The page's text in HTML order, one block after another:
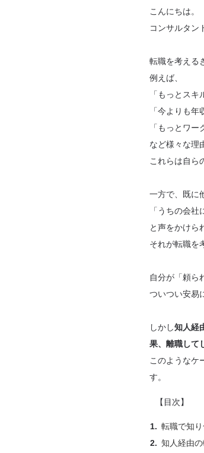
こんにちは。
コンサルタン
転職を考える
例えば、
「もっとス
「今よりも年
「もっとワ
など様々な理
これらは自ら
一方で、既に
「うちの会社
と声をかけら
それが転職を
自分が「頼ら
ついつい安易
しかし知人経
果、離職して
このようなケ
す。
【目次】
転職で知
知人経由